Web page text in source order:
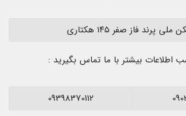
پرند فاز صفر ۱۴۵ هکتاری
بیشتر با ما تماس بگیرید :
09398370112